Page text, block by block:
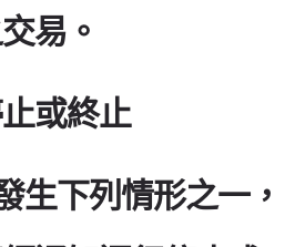
易。
或終止
生下列情形之一，